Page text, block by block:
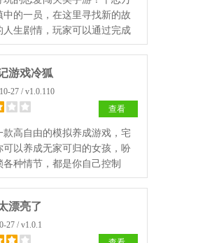
的一员，在这里寻找新的故
生剧情，玩家可以通过完成
体验！
游戏冷狐
27 / v1.0.110
查看
高自由的模拟养成游戏，宅
以养成无家可归的女孩，吩
种情节，都是你自己控制
事，快来本站下载吧！
漂亮了
27 / v1.0.1